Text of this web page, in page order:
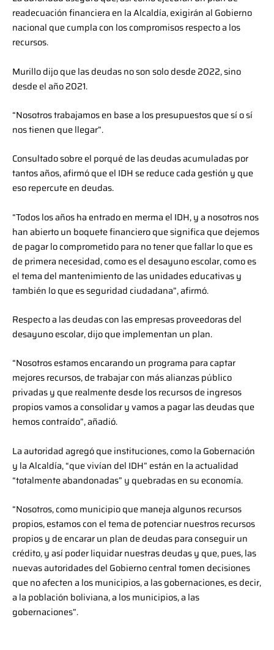
readecuación financiera en la Alcaldía, exigirán al Gobierno
nacional que cumpla con los compromisos respecto a los
recursos.
Murillo dijo que las deudas no son solo desde 2022, sino
desde el año 2021.
“Nosotros trabajamos en base a los presupuestos que sí o sí
nos tienen que llegar”.
Consultado sobre el porqué de las deudas acumuladas por
tantos años, afirmó que el IDH se reduce cada gestión y que
eso repercute en deudas.
“Todos los años ha entrado en merma el IDH, y a nosotros nos
han abierto un boquete financiero que significa que dejemos
de pagar lo comprometido para no tener que fallar lo que es
de primera necesidad, como es el desayuno escolar, como es
el tema del mantenimiento de las unidades educativas y
también lo que es seguridad ciudadana”, afirmó.
Respecto a las deudas con las empresas proveedoras del
desayuno escolar, dijo que implementan un plan.
“Nosotros estamos encarando un programa para captar
mejores recursos, de trabajar con más alianzas público
privadas y que realmente desde los recursos de ingresos
propios vamos a consolidar y vamos a pagar las deudas que
hemos contraído”, añadió.
La autoridad agregó que instituciones, como la Gobernación
y la Alcaldía, “que vivían del IDH” están en la actualidad
“totalmente abandonadas” y quebradas en su economía.
“Nosotros, como municipio que maneja algunos recursos
propios, estamos con el tema de potenciar nuestros recursos
propios y de encarar un plan de deudas para conseguir un
crédito, y así poder liquidar nuestras deudas y que, pues, las
nuevas autoridades del Gobierno central tomen decisiones
que no afecten a los municipios, a las gobernaciones, es decir,
a la población boliviana, a los municipios, a las
gobernaciones”.